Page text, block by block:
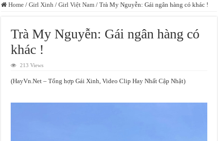
Home / Girl Xinh / Girl Việt Nam / Trà My Nguyễn: Gái ngân hàng có khác !
Trà My Nguyễn: Gái ngân hàng có
khác !
213 Views
(HayVn.Net – Tổng hợp Gái Xinh, Video Clip Hay Nhất Cập Nhật)